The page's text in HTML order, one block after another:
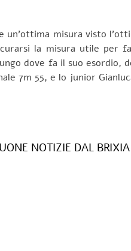
un’ottima misura visto
la misura utile per
dove fa il suo esordio,
7m 55, e lo junior
NOTIZIE DAL